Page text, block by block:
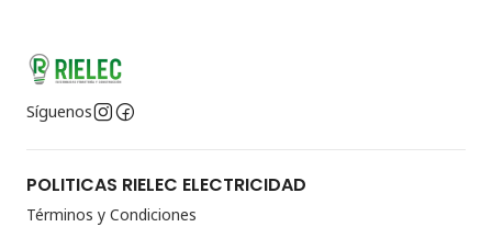
Síguenos
POLITICAS RIELEC ELECTRICIDAD
Términos y Condiciones